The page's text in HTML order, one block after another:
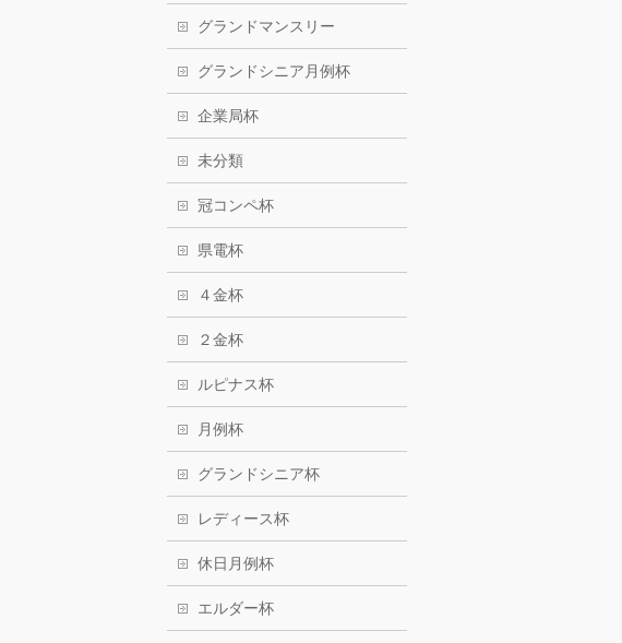
グランドマンスリー
グランドシニア月例杯
企業局杯
未分類
冠コンペ杯
県電杯
４金杯
２金杯
ルピナス杯
月例杯
グランドシニア杯
レディース杯
休日月例杯
エルダー杯